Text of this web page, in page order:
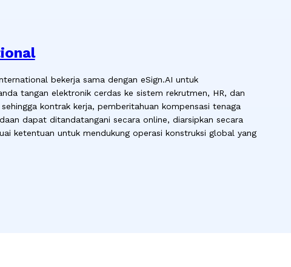
bekerja sama dengan eSign.AI untuk
tangan elektronik cerdas ke sistem rekrutmen, HR, dan
kontrak kerja, pemberitahuan kompensasi tenaga
dapat ditandatangani secara online, diarsipkan secara
ketentuan untuk mendukung operasi konstruksi global yang